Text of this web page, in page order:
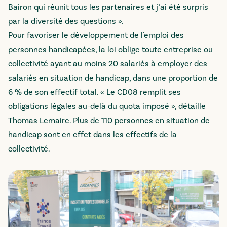
Bairon qui réunit tous les partenaires et j’ai été surpris
par la diversité des questions ».
Pour favoriser le développement de l'emploi des
personnes handicapées, la loi oblige toute entreprise ou
collectivité ayant au moins 20 salariés à employer des
salariés en situation de handicap, dans une proportion de
6 % de son effectif total. « Le CD08 remplit ses
obligations légales au-delà du quota imposé », détaille
Thomas Lemaire. Plus de 110 personnes en situation de
handicap sont en effet dans les effectifs de la
collectivité.